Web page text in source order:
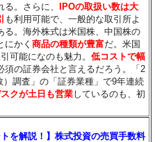
る。さらに、IPOの取扱い数は大
も利用可能で、一般的な取引所よ
る。海外株式は米国株、中国株の
にかく商品の種類が豊富だ。米国
可能になのも魅力。低コストで幅
須の証券会社と言えるだろう。「2
調査」の「証券業種」で9年連続
クが土日も営業しているのも、初
を解説！】株式投資の売買手数料